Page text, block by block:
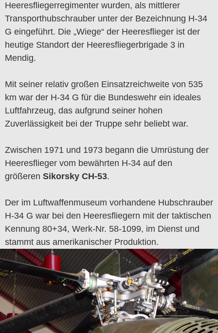
Heeresfliegerregimenter wurden, als mittlerer
Transporthubschrauber unter der Bezeichnung H-34
G eingeführt. Die „Wiege“ der Heeresflieger ist der
heutige Standort der Heeresfliegerbrigade 3 in
Mendig.
Mit seiner relativ großen Einsatzreichweite von 535
km war der H-34 G für die Bundeswehr ein ideales
Luftfahrzeug, das aufgrund seiner hohen
Zuverlässigkeit bei der Truppe sehr beliebt war.
Zwischen 1971 und 1973 begann die Umrüstung der
Heeresflieger vom bewährten H-34 auf den
größeren Sikorsky CH-53.
Der im Luftwaffenmuseum vorhandene Hubschrauber
H-34 G war bei den Heeresfliegern mit der taktischen
Kennung 80+34, Werk-Nr. 58-1099, im Dienst und
stammt aus amerikanischer Produktion.